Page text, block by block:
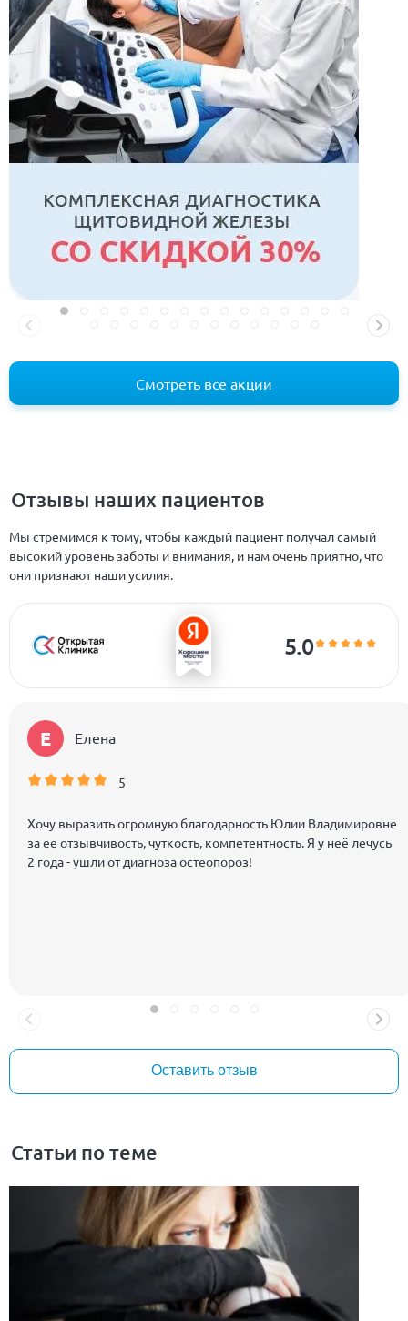
Смотреть все акции
Отзывы наших пациентов
Мы стремимся к тому, чтобы каждый пациент получал самый
высокий уровень заботы и внимания, и нам очень приятно, что
они признают наши усилия.
5.0
Е Елена
5
Хочу выразить огромную благодарность Юлии Владимировне
за ее отзывчивость, чуткость, компетентность. Я у неё лечусь
2 года - ушли от диагноза остеопороз!
Оставить отзыв
Статьи по теме